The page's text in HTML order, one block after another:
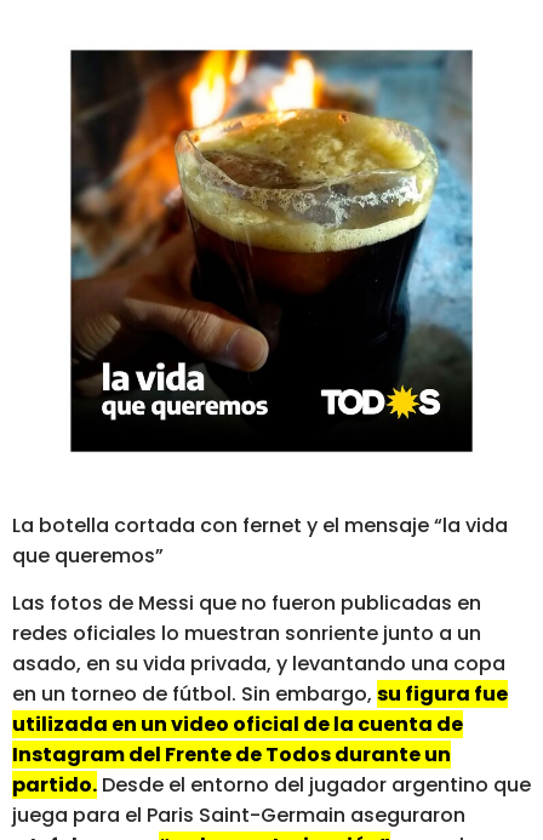
La botella cortada con fernet y el mensaje “la vida
que queremos”
Las fotos de Messi que no fueron publicadas en
redes oficiales lo muestran sonriente junto a un
asado, en su vida privada, y levantando una copa
en un torneo de fútbol. Sin embargo, su figura fue
utilizada en un video oficial de la cuenta de
Instagram del Frente de Todos durante un
partido. Desde el entorno del jugador argentino que
juega para el Paris Saint-Germain aseguraron